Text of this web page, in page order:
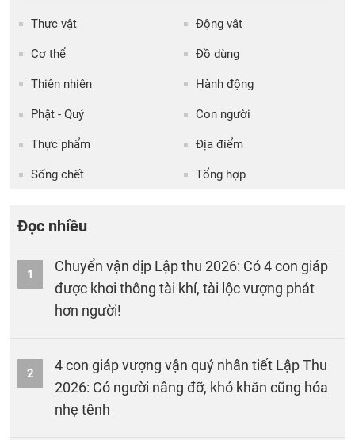
Thực vật Động vật
Cơ thể Đồ dùng
Thiên nhiên Hành động
Phật - Quỷ Con người
Thực phẩm Địa điểm
Sống chết Tổng hợp
Đọc nhiều
1
Chuyển vận dịp Lập thu 2026: Có 4 con giáp
được khơi thông tài khí, tài lộc vượng phát
hơn người!
2
4 con giáp vượng vận quý nhân tiết Lập Thu
2026: Có người nâng đỡ, khó khăn cũng hóa
nhẹ tênh